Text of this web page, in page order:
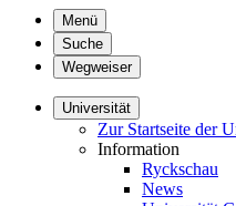
Menü
Suche
Wegweiser
Universität
Zur Startseite der
Information
Ryckschau
News